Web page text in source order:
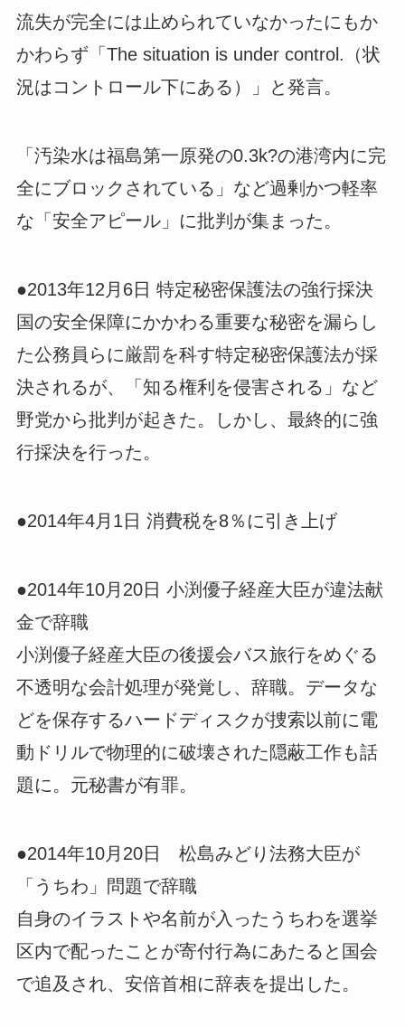
流失が完全には止められていなかったにもか
かわらず「The situation is under control.（状
況はコントロール下にある）」と発言。
「汚染水は福島第一原発の0.3k?の港湾内に完
全にブロックされている」など過剰かつ軽率
な「安全アピール」に批判が集まった。
●2013年12月6日 特定秘密保護法の強行採決
国の安全保障にかかわる重要な秘密を漏らし
た公務員らに厳罰を科す特定秘密保護法が採
決されるが、「知る権利を侵害される」など
野党から批判が起きた。しかし、最終的に強
行採決を行った。
●2014年4月1日 消費税を8％に引き上げ
●2014年10月20日 小渕優子経産大臣が違法献
金で辞職
小渕優子経産大臣の後援会バス旅行をめぐる
不透明な会計処理が発覚し、辞職。データな
どを保存するハードディスクが捜索以前に電
動ドリルで物理的に破壊された隠蔽工作も話
題に。元秘書が有罪。
●2014年10月20日 松島みどり法務大臣が
「うちわ」問題で辞職
自身のイラストや名前が入ったうちわを選挙
区内で配ったことが寄付行為にあたると国会
で追及され、安倍首相に辞表を提出した。